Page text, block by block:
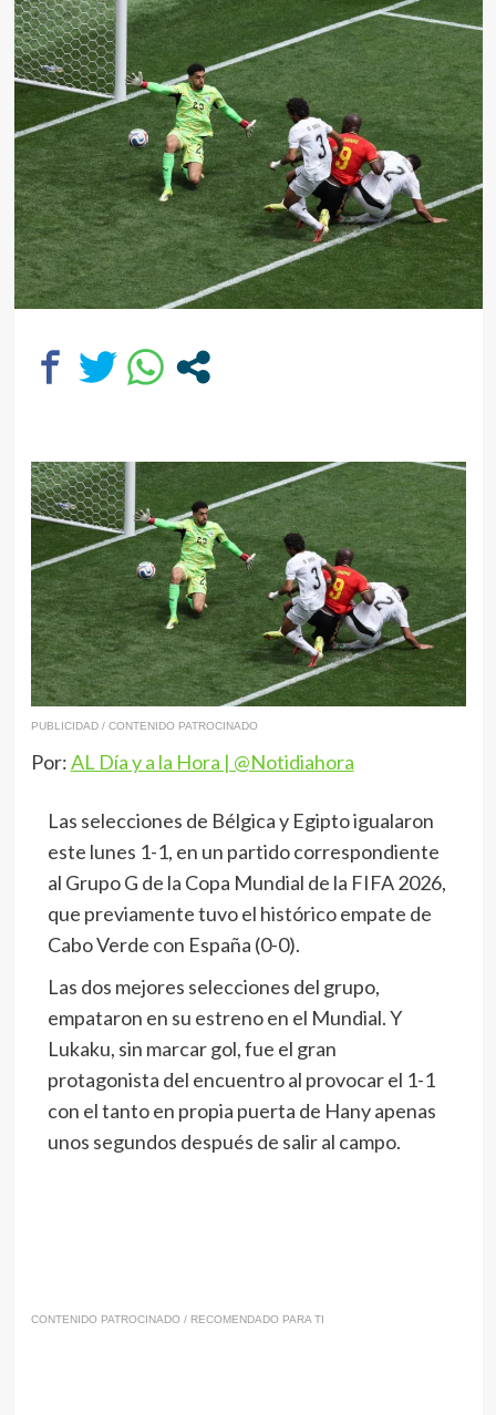
PUBLICIDAD / CONTENIDO PATROCINADO
Por:AL Día y a la Hora | @Notidiahora
Las selecciones de Bélgica y Egipto igualaron
este lunes 1-1, en un partido correspondiente
al Grupo G de la Copa Mundial de la FIFA 2026,
que previamente tuvo el histórico empate de
Cabo Verde con España (0-0).
Las dos mejores selecciones del grupo,
empataron en su estreno en el Mundial. Y
Lukaku, sin marcar gol, fue el gran
protagonista del encuentro al provocar el 1-1
con el tanto en propia puerta de Hany apenas
unos segundos después de salir al campo.
CONTENIDO PATROCINADO / RECOMENDADO PARA TI